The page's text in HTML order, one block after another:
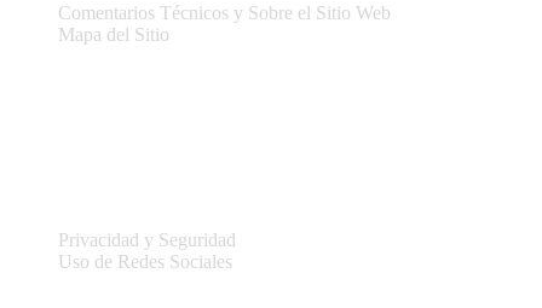
Comentarios Técnicos y Sobre el Sitio Web
Mapa del Sitio
Privacidad y Seguridad
Uso de Redes Sociales